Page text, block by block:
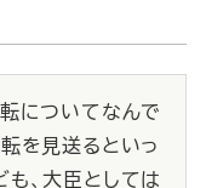
についてなんで
を見送るといっ
、大臣としては